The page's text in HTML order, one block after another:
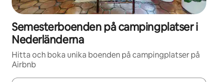
Semesterboenden på campingplatser i
Nederländerna
Hitta och boka unika boenden på campingplatser på
Airbnb